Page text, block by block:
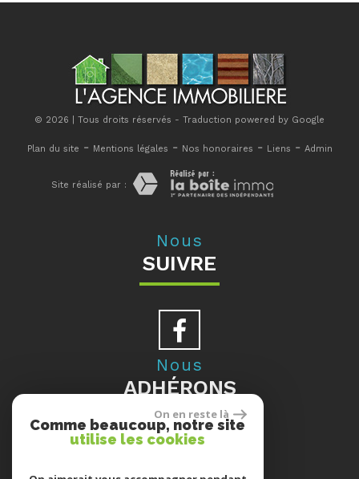
© 2026 | Tous droits réservés - Traduction powered by Google
Plan du site - Mentions légales - Nos honoraires - Liens - Admin
Site réalisé par :
Nous
SUIVRE
Nous
ADHÉRONS
On en reste là
Comme beaucoup, notre site
utilise les cookies